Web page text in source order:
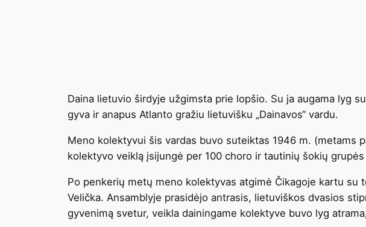
Daina lietuvio širdyje užgimsta prie lopšio. Su ja augama lyg
gyva ir anapus Atlanto gražiu lietuvišku „Dainavos“ vardu.
Meno kolektyvui šis vardas buvo suteiktas 1946 m. (metams
kolektyvo veiklą įsijungė per 100 choro ir tautinių šokių
Po penkerių metų meno kolektyvas atgimė Čikagoje kartu su
Velička. Ansamblyje prasidėjo antrasis, lietuviškos dvasios
gyvenimą svetur, veikla dainingame kolektyve buvo lyg